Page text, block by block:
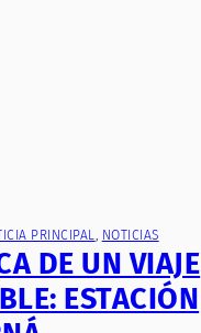
PRINCIPAL, NOTICIAS
DE UN VIAJE
ESTACIÓN